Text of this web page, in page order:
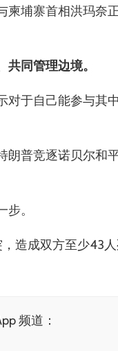
柬埔寨首相洪玛奈
同管理边境。
对于自己能参与其
普竞逐诺贝尔和平
。
造成双方至少43
频道：